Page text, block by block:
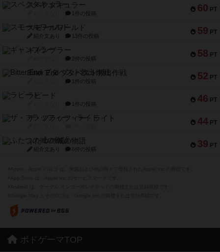
60 PT
スペクタキュラー
1件の投稿
59 PT
スモールワールド
紹介文あり 13件の投稿
58 PT
ギャンブラー
2件の投稿
52 PT
Bitter End ブタペスト救出作戦
1件の投稿
46 PT
ラピード
1件の投稿
44 PT
ザ・フラッフィー・ライト
39 PT
ふたつの城の物語
紹介文あり 6件の投稿
ボドゲーマTOP